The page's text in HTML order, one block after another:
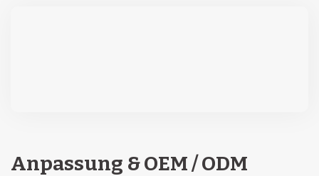
Anpassung & OEM / ODM